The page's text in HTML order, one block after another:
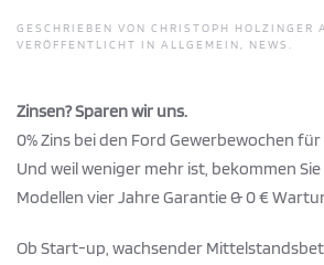
GESCHRIEBEN VON CHRISTOPH HOLZINGER
VERÖFFENTLICHT IN ALLGEMEIN, NEWS .
Zinsen? Sparen wir uns.
0% Zins bei den Ford Gewerbewochen
Und weil weniger mehr ist, bekommen
Modellen vier Jahre Garantie & 0 €
Ob Start-up, wachsender